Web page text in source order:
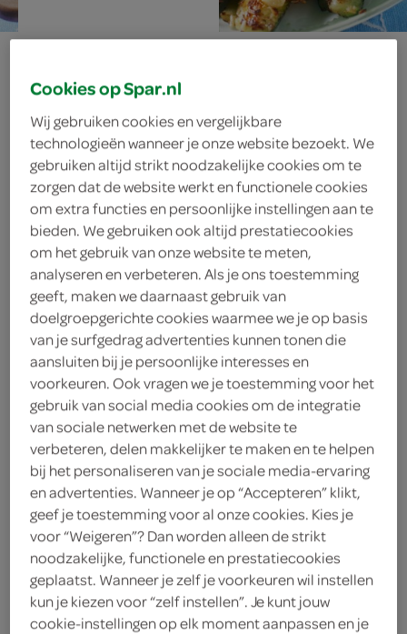
courgettefrieten
met
kruidencouscous
ingrediënten
1 bosje verse bieslook
2 takjes munt
1 bosje platte peterselie
4 chipolataworstjes
4 merguezworstjes
20 gram hazelnoten
2 teentjes knoflook
2 courgettes
Cookies op Spar.nl
Wij gebruiken cookies en vergelijkbare
technologieën wanneer je onze website bezoekt. We
gebruiken altijd strikt noodzakelijke cookies om te
zorgen dat de website werkt en functionele cookies
om extra functies en persoonlijke instellingen aan te
bieden. We gebruiken ook altijd prestatiecookies
om het gebruik van onze website te meten,
analyseren en verbeteren. Als je ons toestemming
geeft, maken we daarnaast gebruik van
doelgroepgerichte cookies waarmee we je op basis
van je surfgedrag advertenties kunnen tonen die
aansluiten bij je persoonlijke interesses en
voorkeuren. Ook vragen we je toestemming voor het
gebruik van social media cookies om de integratie
van sociale netwerken met de website te
verbeteren, delen makkelijker te maken en te helpen
bij het personaliseren van je sociale media-ervaring
en advertenties. Wanneer je op “Accepteren” klikt,
geef je toestemming voor al onze cookies. Kies je
voor “Weigeren”? Dan worden alleen de strikt
noodzakelijke, functionele en prestatiecookies
geplaatst. Wanneer je zelf je voorkeuren wil instellen
kun je kiezen voor “zelf instellen”. Je kunt jouw
cookie-instellingen op elk moment aanpassen en je